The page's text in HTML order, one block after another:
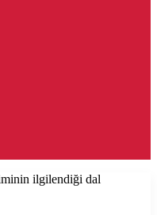
ilgilendiği dal